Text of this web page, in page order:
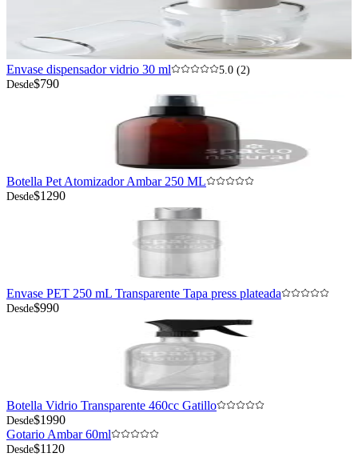
Envase dispensador vidrio 30 ml
5.0 (2)
Desde$790
Botella Pet Atomizador Ambar 250 ML
Desde$1290
Envase PET 250 mL Transparente Tapa press plateada
Desde$990
Botella Vidrio Transparente 460cc Gatillo
Desde$1990
Gotario Ambar 60ml
Desde$1120